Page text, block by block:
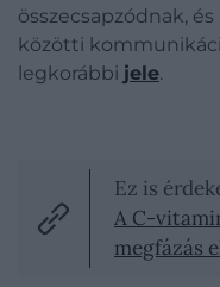
összecsapzódnak,
közötti
legkorábbi jele.
Ez is
A C-
megfázás